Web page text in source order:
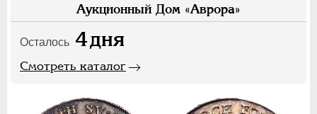
Аукционный Дом «Аврора»
Осталось 4дня
Смотреть каталог